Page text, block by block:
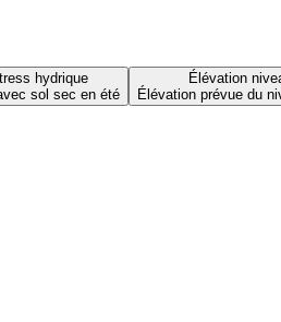
hydrique
sol sec en été
Élévation
Élévation prévue du